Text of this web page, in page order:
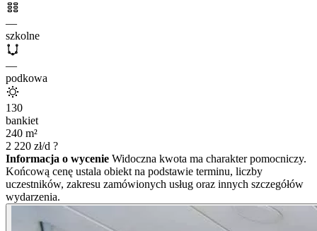
—
szkolne
—
podkowa
130
bankiet
240 m²
2 220 zł/d ?
Informacja o wycenie Widoczna kwota ma charakter pomocniczy.
Końcową cenę ustala obiekt na podstawie terminu, liczby
uczestników, zakresu zamówionych usług oraz innych szczegółów
wydarzenia.